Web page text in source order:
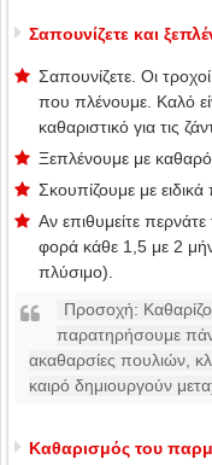
Σαπουνίζετε και
Σαπουνίζετε. Οι
που πλένουμε. Καλό
καθαριστικό για τις
Ξεπλένουμε με καθαρό
Σκουπίζουμε με
Αν επιθυμείτε
φορά κάθε 1,5 με 2
πλύσιμο).
Προσοχή:
παρατηρήσουμε
ακαθαρσίες πουλιών,
καιρό δημιουργούν
Καθαρισμός του